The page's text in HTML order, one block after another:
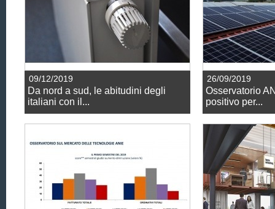
09/12/2019
Da nord a sud, le abitudini degli
italiani con il...
26/09/2019
Osservatorio
positivo per...